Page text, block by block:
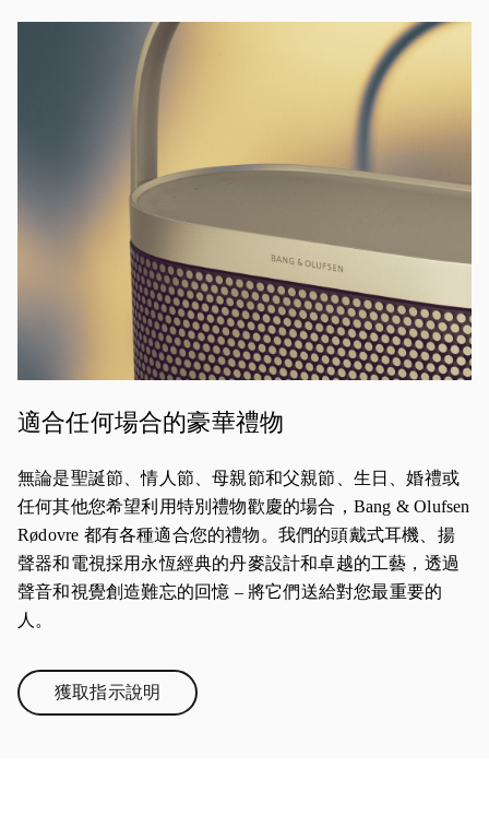
適合任何場合的豪華禮物
無論是聖誕節、情人節、母親節和父親節、生日、婚禮或
任何其他您希望利用特別禮物歡慶的場合，Bang & Olufsen
Rødovre 都有各種適合您的禮物。我們的頭戴式耳機、揚
聲器和電視採用永恆經典的丹麥設計和卓越的工藝，透過
聲音和視覺創造難忘的回憶 – 將它們送給對您最重要的
人。
獲取指示說明Link Opens in New Tab